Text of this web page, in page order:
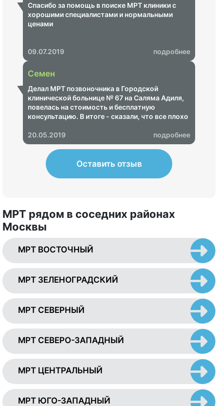
Спасибо за помощь в поиске МРТ клиники с
хорошими специалистами и нормальными
ценами
09.07.2019 подробнее
Семен
Делал МРТ позвоночника в Городской
клинической больнице № 67 на Саляма Адиля,
повелась на стоимость и бесплатную
консультацию. В итоге - сказали, что все плохо
на 68 000 рублей. Показал своему неврологу -
итог - МРТ не информативное, пришлось
переделывать в другом центре, где показало,
что ничего страшного нет.
20.05.2019 подробнее
Оставить отзыв
МРТ рядом в соседних районах
Москвы
МРТ ВОСТОЧНЫЙ
МРТ ЗЕЛЕНОГРАДСКИЙ
МРТ СЕВЕРНЫЙ
МРТ СЕВЕРО-ЗАПАДНЫЙ
МРТ ЦЕНТРАЛЬНЫЙ
МРТ ЮГО-ЗАПАДНЫЙ